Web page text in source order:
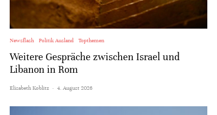
Newsflash Politik Ausland Topthemen
Weitere Gespräche zwischen Israel und
Libanon in Rom
Elisabeth Koblitz · 4. August 2026